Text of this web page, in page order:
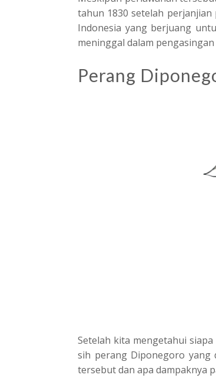
tahun 1830 setelah
Indonesia yang berjuang
meninggal dalam
Perang
Setelah kita mengetahui
sih perang Diponegoro yang
tersebut dan apa dampaknya